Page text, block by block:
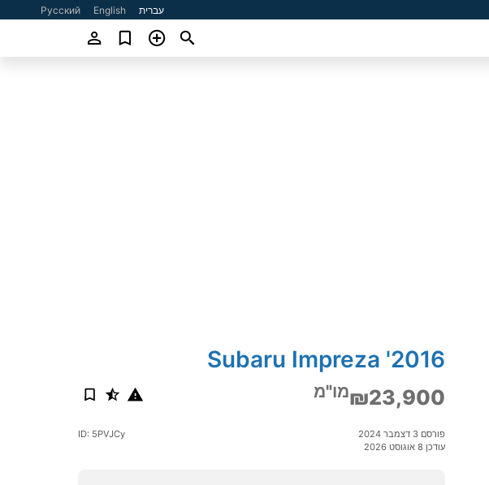
עברית English
Русский
2016' Subaru Impreza
₪23,900מו"מ
פורסם 3 דצמבר 2024
עודכן 8 אוגוסט 2026
ID: 5PVJCy